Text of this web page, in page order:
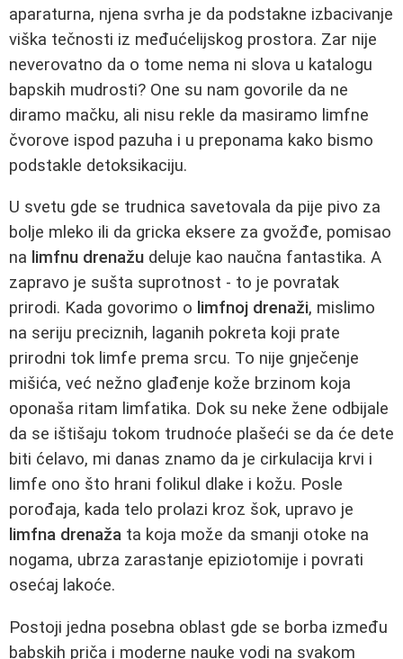
aparaturna, njena svrha je da podstakne izbacivanje
viška tečnosti iz međućelijskog prostora. Zar nije
neverovatno da o tome nema ni slova u katalogu
bapskih mudrosti? One su nam govorile da ne
diramo mačku, ali nisu rekle da masiramo limfne
čvorove ispod pazuha i u preponama kako bismo
podstakle detoksikaciju.
U svetu gde se trudnica savetovala da pije pivo za
bolje mleko ili da gricka eksere za gvožđe, pomisao
na limfnu drenažu deluje kao naučna fantastika. A
zapravo je sušta suprotnost - to je povratak
prirodi. Kada govorimo o limfnoj drenaži, mislimo
na seriju preciznih, laganih pokreta koji prate
prirodni tok limfe prema srcu. To nije gnječenje
mišića, već nežno glađenje kože brzinom koja
oponaša ritam limfatika. Dok su neke žene odbijale
da se ištišaju tokom trudnoće plašeći se da će dete
biti ćelavo, mi danas znamo da je cirkulacija krvi i
limfe ono što hrani folikul dlake i kožu. Posle
porođaja, kada telo prolazi kroz šok, upravo je
limfna drenaža ta koja može da smanji otoke na
nogama, ubrza zarastanje epiziotomije i povrati
osećaj lakoće.
Postoji jedna posebna oblast gde se borba između
babskih priča i moderne nauke vodi na svakom